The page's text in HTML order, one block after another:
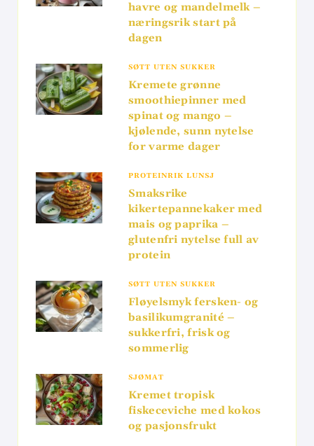
havre og mandelmelk –
næringsrik start på
dagen
SØTT UTEN SUKKER
Kremete grønne
smoothiepinner med
spinat og mango –
kjølende, sunn nytelse
for varme dager
PROTEINRIK LUNSJ
Smaksrike
kikertepannekaker med
mais og paprika –
glutenfri nytelse full av
protein
SØTT UTEN SUKKER
Fløyelsmyk fersken- og
basilikumgranité –
sukkerfri, frisk og
sommerlig
SJØMAT
Kremet tropisk
fiskeceviche med kokos
og pasjonsfrukt